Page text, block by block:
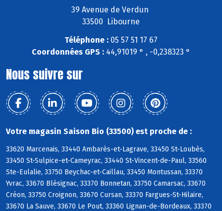
39 Avenue de Verdun
33500 Libourne
Téléphone : 05 57 51 17 67
Coordonnées GPS : 44,91019 ° , -0,238323 °
Nous suivre sur
Votre magasin Saison Bio (33500) est proche de :
33620 Marcenais, 33440 Ambarès-et-Lagrave, 33450 St-Loubès,
33450 St-Sulpice-et-Cameyrac, 33440 St-Vincent-de-Paul, 33560
Ste-Eulalie, 33750 Beychac-et-Caillau, 33450 Montussan, 33370
Yvrac, 33670 Blésignac, 33370 Bonnetan, 33750 Camarsac, 33670
Créon, 33750 Croignon, 33670 Cursan, 33370 Fargues-St-Hilaire,
33670 La Sauve, 33670 Le Pout, 33360 Lignan-de-Bordeaux, 33370